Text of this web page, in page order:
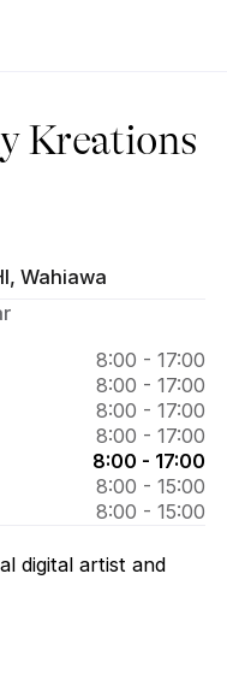
Kreations
96786, HI, Wahiawa
8:00 - 17:00
8:00 - 17:00
8:00 - 17:00
8:00 - 17:00
8:00 - 17:00
8:00 - 15:00
8:00 - 15:00
digital artist and